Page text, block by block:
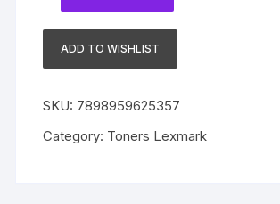
624H
Original
|
MX710
ADD TO WISHLIST
SKU: 7898959625357
Category: Toners Lexmark